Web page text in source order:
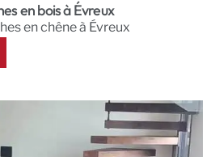
en bois à Évreux
en chêne à Évreux